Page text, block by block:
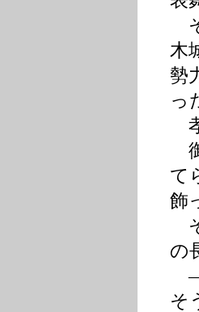
木
勢
っ
て
飾
の
そ